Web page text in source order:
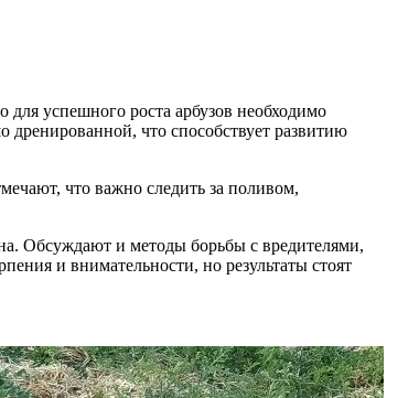
успешного роста арбузов необходимо
что способствует развитию
что важно следить за поливом,
Обсуждают и методы борьбы с вредителями,
и внимательности, но результаты стоят